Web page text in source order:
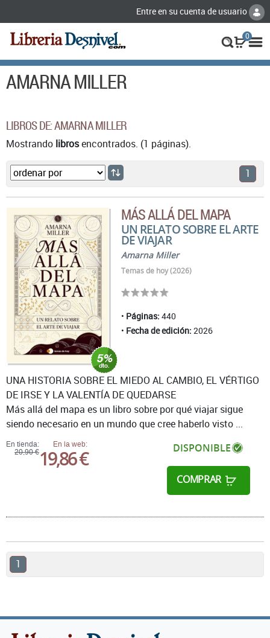
Entre en su cuenta de usuario
0
AMARNA MILLER
LIBROS DE: AMARNA MILLER
Mostrando librosencontrados. (1 páginas).
1
MÁS ALLÁ DEL MAPA
UN RELATO SOBRE EL ARTE
DE VIAJAR
Amarna Miller
Temas de hoy (2026)
Páginas: 440
Fecha de edición: 2026
En tienda:
20,90 €
En la web:
19,86 € DISPONIBLE
COMPRAR
UNA HISTORIA SOBRE EL MIEDO AL CAMBIO, EL VÉRTIGO
DE IRSE Y LA VALENTÍA DE QUEDARSE
Más allá del mapa es un libro sobre por qué viajar sigue
siendo necesario en un mundo que cree haberlo visto ...
1